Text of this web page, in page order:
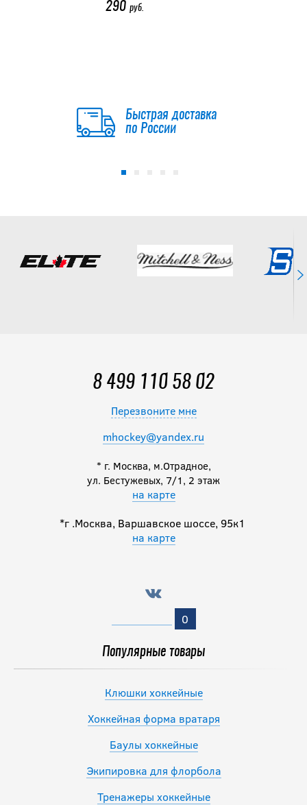
290 руб.
Быстрая доставка
по России
8 499 110 58 02
Перезвоните мне
mhockey@yandex.ru
* г. Москва, м.Отрадное,
ул. Бестужевых, 7/1, 2 этаж
на карте
*г .Москва, Варшавское шоссе, 95к1
на карте
0
Популярные товары
Клюшки хоккейные
Хоккейная форма вратаря
Баулы хоккейные
Экипировка для флорбола
Тренажеры хоккейные